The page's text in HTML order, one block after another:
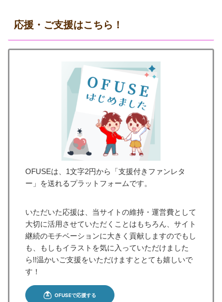
応援・ご支援はこちら！
OFUSEは、1文字2円から「支援付きファンレタ
ー」を送れるプラットフォームです。
いただいた応援は、当サイトの維持・運営費として
大切に活用させていただくことはもちろん、サイト
継続のモチベーションに大きく貢献しますのでもし
も、もしもイラストを気に入っていただけました
ら!!温かいご支援をいただけますととても嬉しいで
す！